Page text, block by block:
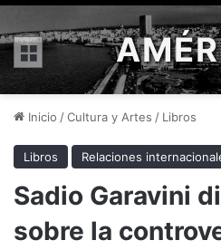
Menú
Inicio /Cultura y Artes / Libros
Libros Relaciones
Sadio Garavini
sobre la